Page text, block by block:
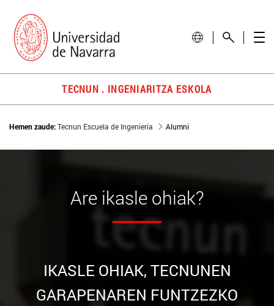
TECNUN . INGENIARITZA ESKOLA
Hemen zaude:Tecnun Escuela de Ingeniería Alumni
Are ikasle ohiak?
IKASLE OHIAK, TECNUNEN
GARAPENAREN FUNTZEZKO